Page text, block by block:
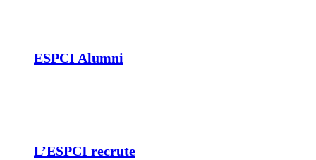
ESPCI Alumni
L’ESPCI recrute